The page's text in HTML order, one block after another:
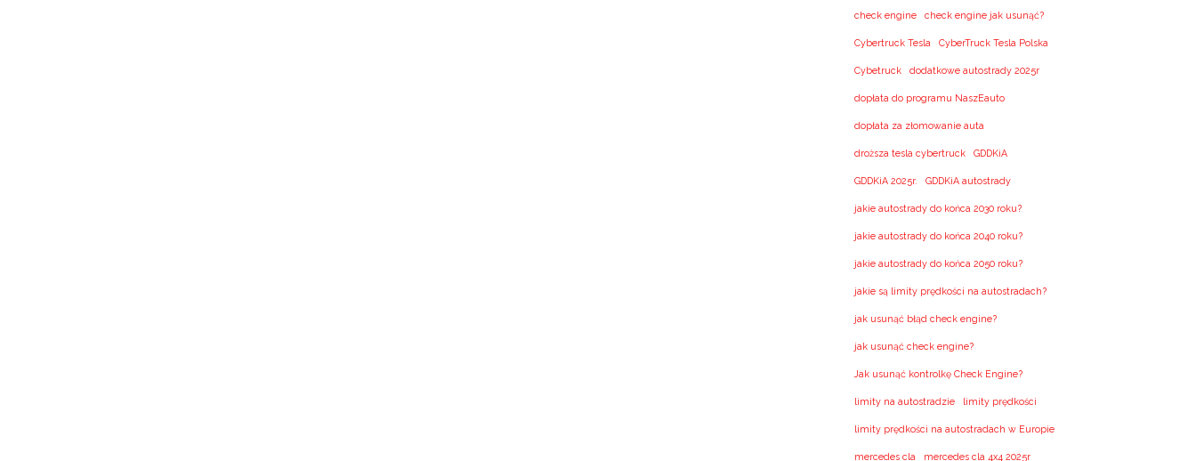
check engine check engine jak usunąć?
Cybertruck Tesla CyberTruck Tesla Polska
Cybetruck dodatkowe autostrady 2025r
dopłata do programu NaszEauto
dopłata za złomowanie auta
droższa tesla cybertruck GDDKiA
GDDKiA 2025r. GDDKiA autostrady
jakie autostrady do końca 2030 roku?
jakie autostrady do końca 2040 roku?
jakie autostrady do końca 2050 roku?
jakie są limity prędkości na autostradach?
jak usunąć błąd check engine?
jak usunąć check engine?
Jak usunąć kontrolkę Check Engine?
limity na autostradzie limity prędkości
limity prędkości na autostradach w Europie
mercedes cla mercedes cla 4x4 2025r